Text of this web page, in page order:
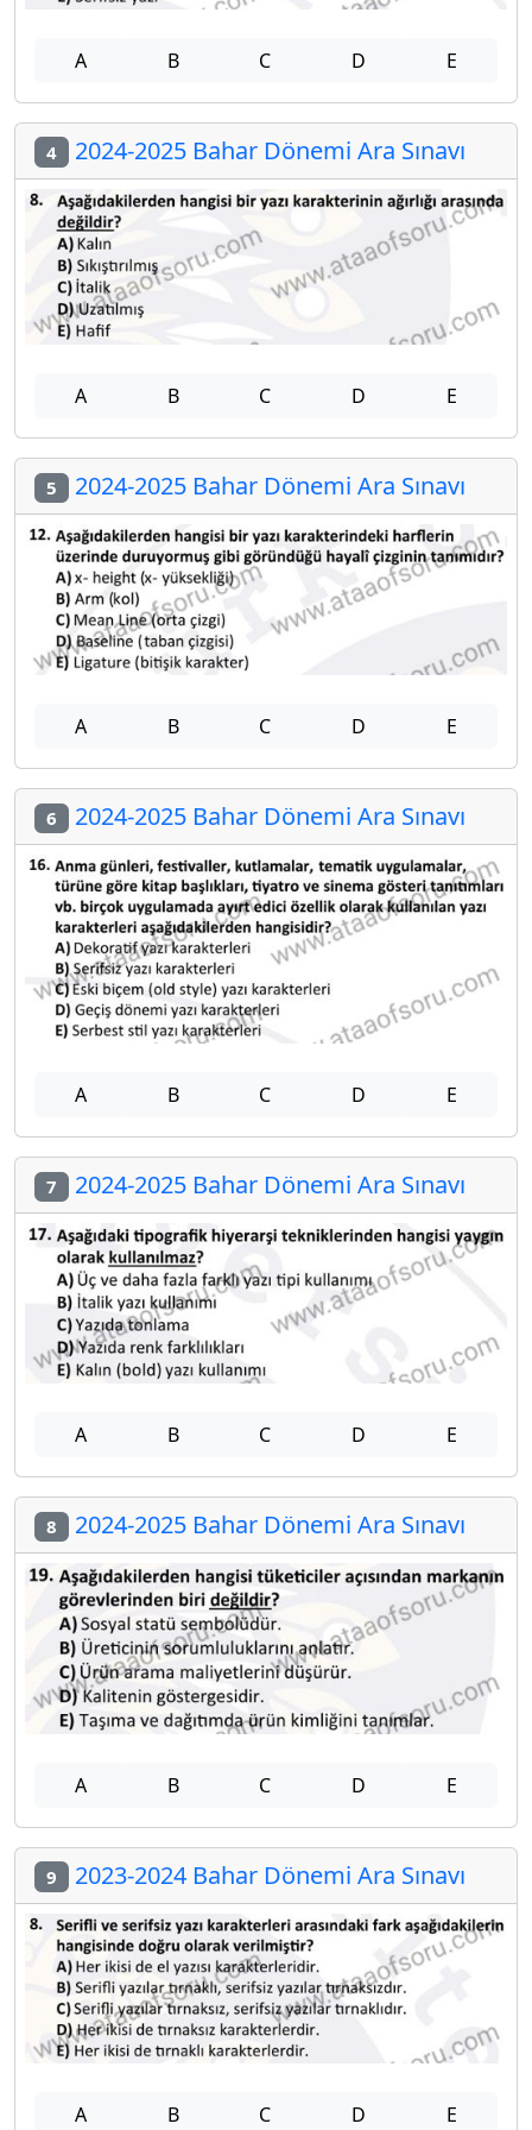
A B C D E
4 2024-2025 Bahar Dönemi Ara Sınavı
A B C D E
5 2024-2025 Bahar Dönemi Ara Sınavı
A B C D E
6 2024-2025 Bahar Dönemi Ara Sınavı
A B C D E
7 2024-2025 Bahar Dönemi Ara Sınavı
A B C D E
8 2024-2025 Bahar Dönemi Ara Sınavı
A B C D E
9 2023-2024 Bahar Dönemi Ara Sınavı
A B C D E